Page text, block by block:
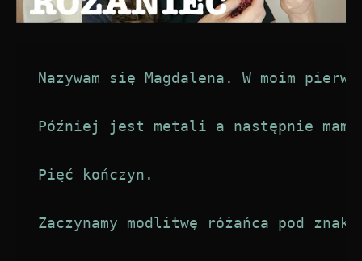
Nazywam się Magdalena. W moim
Później jest metali a następnie
Pięć kończyn.
Zaczynamy modlitwę różańca pod